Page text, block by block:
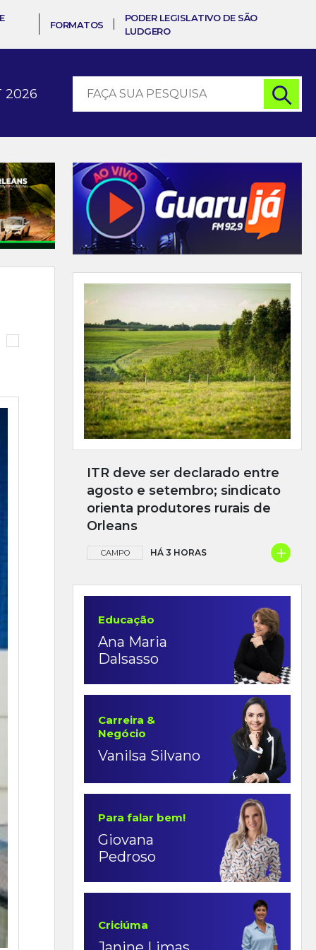
FORMATOS
PODER LEGISLATIVO DE SÃO
LUDGERO
2026
ITR deve ser declarado entre
agosto e setembro; sindicato
orienta produtores rurais de
Orleans
CAMPO HÁ 3 HORAS +
Educação
Ana Maria
Dalsasso
Carreira &
Negócio
Vanilsa Silvano
Para falar bem!
Giovana
Pedroso
Criciúma